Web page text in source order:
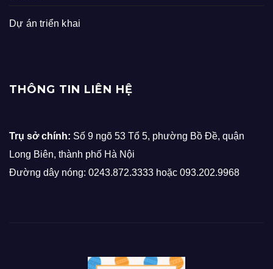
Dự án triển khai
THÔNG TIN LIÊN HỆ
Trụ sở chính: Số 9 ngõ 53 Tổ 5, phường Bồ Đề, quận
Long Biên, thành phố Hà Nội
Đường dây nóng: 0243.872.3333 hoặc 093.202.9968